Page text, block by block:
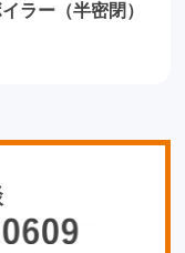
ラー（半密閉）